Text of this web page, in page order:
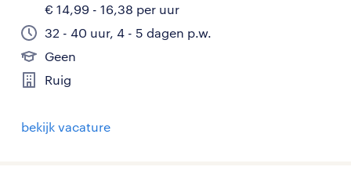
€ 14,99 - 16,38 per uur
32 - 40 uur, 4 - 5 dagen p.w.
Geen
Ruig
bekijk vacature